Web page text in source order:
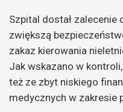
Szpital dostał zalecenie
zwiększą
zakaz kierowania
Jak wskazano w
też ze zbyt niskiego
medycznych w zakresie